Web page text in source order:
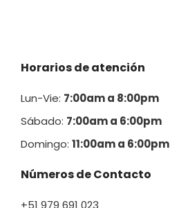
Horarios de atención
Lun-Vie: 7:00am a 8:00pm
Sábado: 7:00am a 6:00pm
Domingo:11:00am a 6:00pm
Números de Contacto
+51 979 691 023